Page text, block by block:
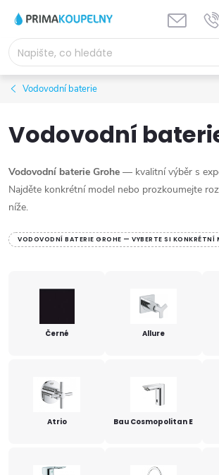
obsah
Vodovodní baterie
Vodovodní
Vodovodní baterie Grohe — kvalitní výběr s
Najděte konkrétní model nebo prozkoumejte
níže.
VODOVODNÍ BATERIE GROHE — VYBERTE SI KONKRÉTNÍ
Černé Allure
Atrio Bau Cosmopolitan E